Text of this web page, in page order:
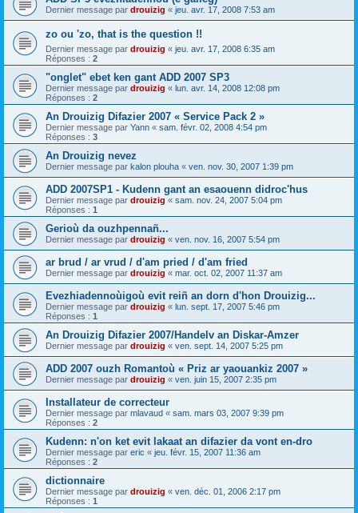
Dernier message par drouizig « jeu. avr. 17, 2008 7:53 am
zo ou 'zo, that is the question !!
Dernier message par drouizig « jeu. avr. 17, 2008 6:35 am
Réponses : 2
"onglet" ebet ken gant ADD 2007 SP3
Dernier message par drouizig « lun. avr. 14, 2008 12:08 pm
Réponses : 2
An Drouizig Difazier 2007 « Service Pack 2 »
Dernier message par Yann « sam. févr. 02, 2008 4:54 pm
Réponses : 3
An Drouizig nevez
Dernier message par kalon plouha « ven. nov. 30, 2007 1:39 pm
ADD 2007SP1 - Kudenn gant an esaouenn didroc'hus
Dernier message par drouizig « sam. nov. 24, 2007 5:04 pm
Réponses : 1
Gerioù da ouzhpennañ...
Dernier message par drouizig « ven. nov. 16, 2007 5:54 pm
ar brud / ar vrud / d'am pried / d'am fried
Dernier message par drouizig « mar. oct. 02, 2007 11:37 am
Evezhiadennoùigoù evit reiñ an dorn d'hon Drouizig...
Dernier message par drouizig « lun. sept. 17, 2007 5:46 pm
Réponses : 1
An Drouizig Difazier 2007/Handelv an Diskar-Amzer
Dernier message par drouizig « ven. sept. 14, 2007 5:25 pm
ADD 2007 ouzh Romantoù « Priz ar yaouankiz 2007 »
Dernier message par drouizig « ven. juin 15, 2007 2:35 pm
Installateur de correcteur
Dernier message par mlavaud « sam. mars 03, 2007 9:39 pm
Réponses : 2
Kudenn: n'on ket evit lakaat an difazier da vont en-dro
Dernier message par eric « jeu. févr. 15, 2007 11:36 am
Réponses : 2
dictionnaire
Dernier message par drouizig « ven. déc. 01, 2006 2:17 pm
Réponses : 1